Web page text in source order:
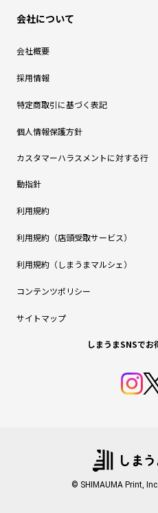
会社について
会社概要
採用情報
特定商取引に基づく表記
個人情報保護方針
カスタマーハラスメントに対する行
動指針
利用規約
利用規約（店頭受取サービス）
利用規約（しまうまマルシェ）
コンテンツポリシー
サイトマップ
しまうまSNSでお
© SHIMAUMA Print,